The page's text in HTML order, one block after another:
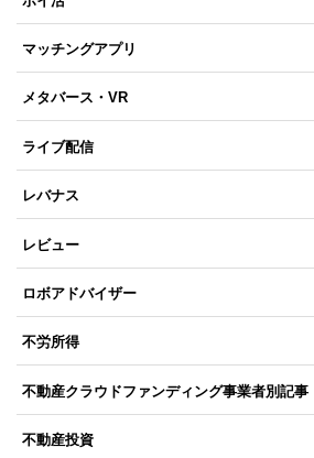
マッチングアプリ
メタバース・VR
ライブ配信
レバナス
レビュー
ロボアドバイザー
不労所得
不動産クラウドファンディング事業者別記事
不動産投資